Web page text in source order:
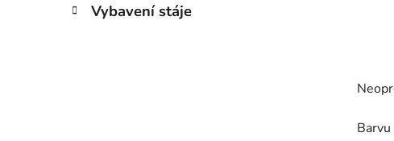
Vybavení stáje